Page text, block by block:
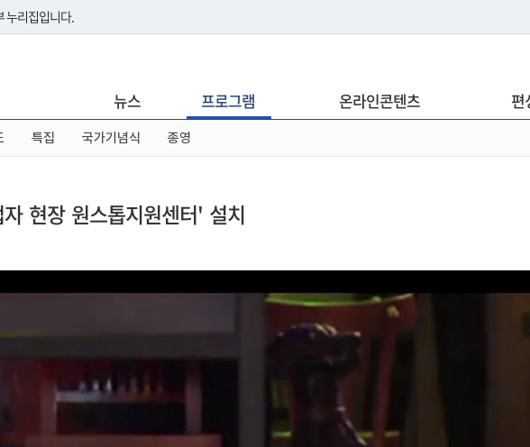
누리집입니다.
소를 사용하고 있다면 아래 URL에서 도메인 주소를 확인해 보세요
뉴스 프로그램 온라인콘텐츠 편
특집 국가기념식 종영
현장 원스톱지원센터' 설치